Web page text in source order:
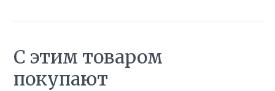
С этим товаром
покупают